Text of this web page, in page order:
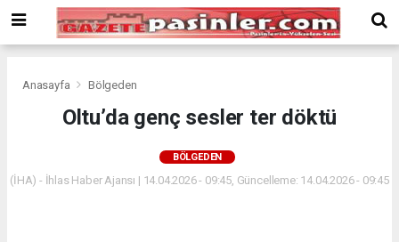
Bonusu
Veren
deneme
bonus
Anasayfa Bölgeden
Oltu’da genç sesler ter döktü
BÖLGEDEN
(İHA) - İhlas Haber Ajansı | 14.04.2026 - 09:45, Güncelleme: 14.04.2026 - 09:45